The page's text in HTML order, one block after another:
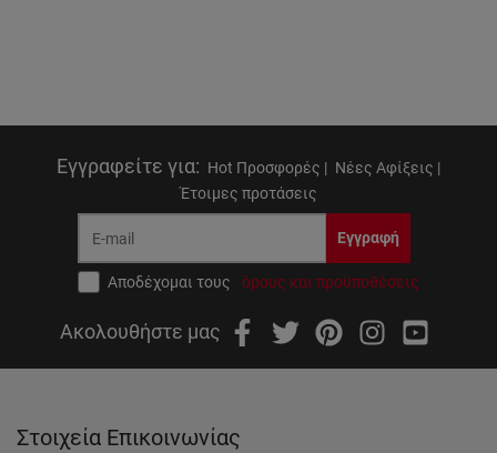
Εγγραφείτε για: Hot Προσφορές | Νέες Αφίξεις |
Έτοιμες προτάσεις
Εγγραφή
Αποδέχομαι τους όρους και προϋποθέσεις
Ακολουθήστε μας
Στοιχεία Επικοινωνίας